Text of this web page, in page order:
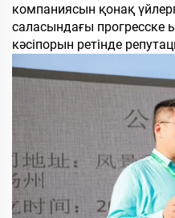
компаниясын қонақ
саласындағы прогресске
кәсіпорын ретінде